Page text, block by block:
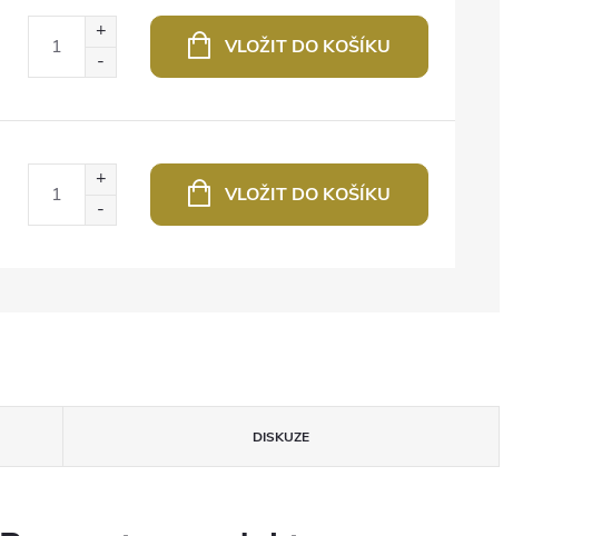
VLOŽIT DO KOŠÍKU
VLOŽIT DO KOŠÍKU
DISKUZE